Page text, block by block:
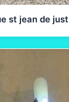
st jean de just